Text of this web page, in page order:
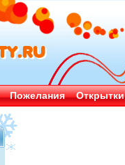
Пожелания Открытки